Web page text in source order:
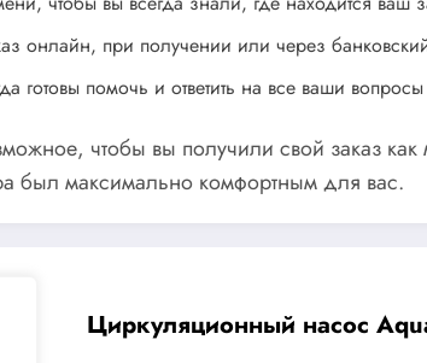
онлайн, при получении или через
помочь и ответить на все ваши
чтобы вы получили свой заказ
был максимально комфортным для вас.
Циркуляционный насос